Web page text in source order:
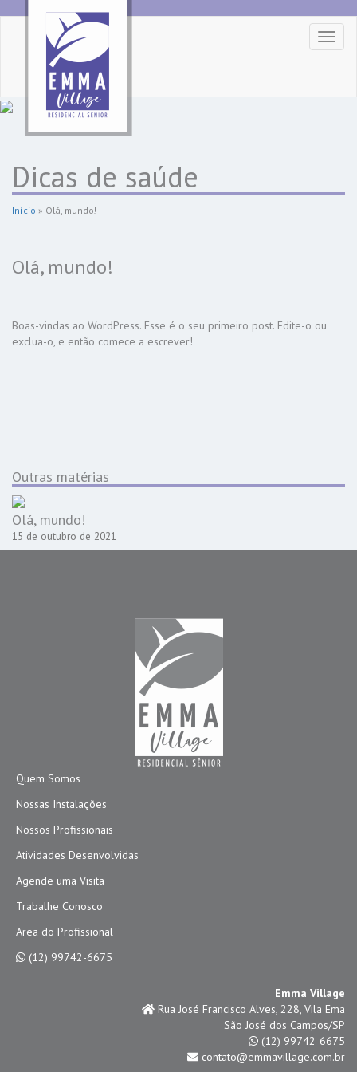
Dicas de saúde
Início » Olá, mundo!
Olá, mundo!
Boas-vindas ao WordPress. Esse é o seu primeiro post. Edite-o ou
exclua-o, e então comece a escrever!
Outras matérias
Olá, mundo!
15 de outubro de 2021
Quem Somos
Nossas Instalações
Nossos Profissionais
Atividades Desenvolvidas
Agende uma Visita
Trabalhe Conosco
Area do Profissional
(12) 99742-6675
Emma Village
Rua José Francisco Alves, 228, Vila Ema
São José dos Campos/SP
(12) 99742-6675
contato@emmavillage.com.br